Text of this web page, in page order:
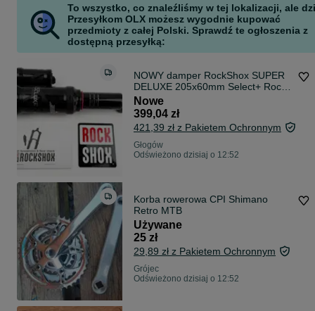
To wszystko, co znaleźliśmy w tej lokalizacji, ale
Przesyłkom OLX możesz wygodnie kupować
przedmioty z całej Polski. Sprawdź te ogłoszenia z
dostępną przesyłką:
NOWY damper RockShox SUPER
DELUXE 205x60mm Select+ Rock
Shox SuperDeluxe rowerowy taniej
niż SERWIS! Faktura VAT 23%
Nowe
399,04 zł
421,39 zł z Pakietem Ochronnym
Głogów
Odświeżono dzisiaj o 12:52
Korba rowerowa CPI Shimano
Retro MTB
Używane
25 zł
29,89 zł z Pakietem Ochronnym
Grójec
Odświeżono dzisiaj o 12:52